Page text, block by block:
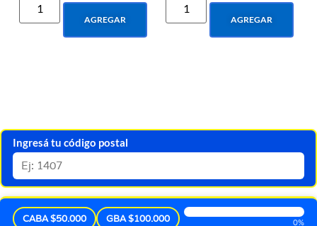
AGREGAR AGREGAR
Ingresá tu código postal
CABA $50.000 GBA $100.000 0%